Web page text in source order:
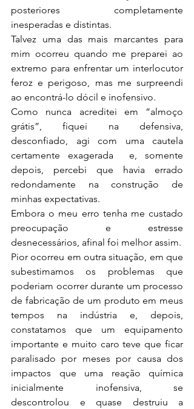
posteriores completamente
inesperadas e distintas.
Talvez uma das mais marcantes para
mim ocorreu quando me preparei ao
extremo para enfrentar um interlocutor
feroz e perigoso, mas me surpreendi
ao encontrá-lo dócil e inofensivo.
Como nunca acreditei em “almoço
grátis”, fiquei na defensiva,
desconfiado, agi com uma cautela
certamente exagerada  e, somente
depois, percebi que havia errado
redondamente na construção de
minhas expectativas.
Embora o meu erro tenha me custado
preocupação e estresse
desnecessários, afinal foi melhor assim.
Pior ocorreu em outra situação, em que
subestimamos os problemas que
poderiam ocorrer durante um processo
de fabricação de um produto em meus
tempos na indústria e, depois,
constatamos que um equipamento
importante e muito caro teve que ficar
paralisado por meses por causa dos
impactos que uma reação química
inicialmente inofensiva, se
descontrolou e quase destruiu a